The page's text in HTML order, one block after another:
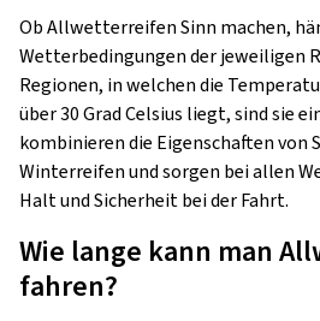
Ob Allwetterreifen Sinn machen,
Wetterbedingungen der jeweiligen
Regionen, in welchen die
über 30 Grad Celsius liegt, sind sie
kombinieren die Eigenschaften von
Winterreifen und sorgen bei allen
Halt und Sicherheit bei der Fahrt.
Wie lange kann man
fahren?